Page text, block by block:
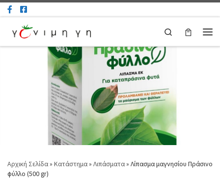
Μετάβαση στο περιεχόμενο
Search
Αρχική Σελίδα» Κατάστημα» Λιπάσματα» Λίπασμα μαγνησίου Πράσινο
φύλλο (500 gr)